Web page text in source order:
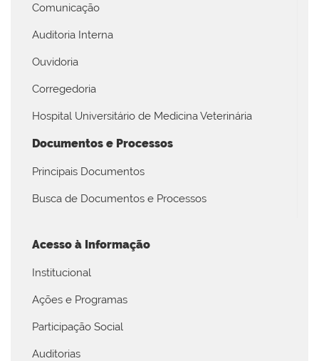
Comunicação
Auditoria Interna
Ouvidoria
Corregedoria
Hospital Universitário de Medicina Veterinária
Documentos e Processos
Principais Documentos
Busca de Documentos e Processos
Acesso à Informação
Institucional
Ações e Programas
Participação Social
Auditorias